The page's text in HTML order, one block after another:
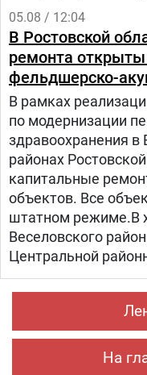
произошел рецидив
лечение в «Шибу» в
проекта «Шевет-
05.08 / 12:04
В Ростовской
ремонта
фельдшерско-
В рамках
по модернизации
здравоохранения в
районах
капитальные
объектов. Все
штатном режиме.В
Веселовского
Центральной
На